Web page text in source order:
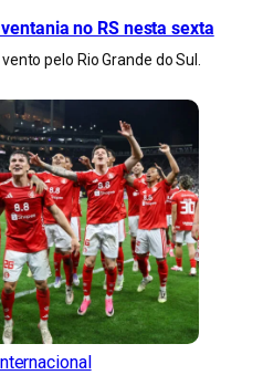
no RS nesta sexta
pelo Rio Grande do Sul.